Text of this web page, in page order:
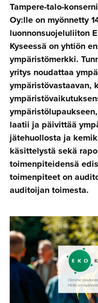
Tampere-talo-
Oy:lle on myönnetty
luonnonsuojeluliiton
Kyseessä on yhtiön
ympäristömerkki.
yritys noudattaa
ympäristövastaavan,
laatii ja päivittää
jätehuollosta ja
käsittelystä sekä
toimenpiteidensä
toimenpiteet on
auditoijan toimesta.